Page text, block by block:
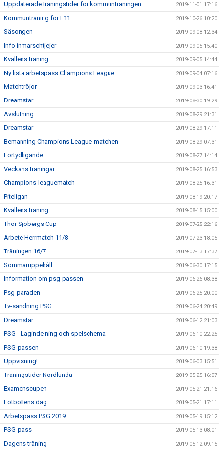
Uppdaterade träningstider för kommunträningen 2019-11-01 17:16
Kommunträning för F11 2019-10-26 10:20
Säsongen 2019-09-08 12:34
Info inmarschtjejer 2019-09-05 15:40
Kvällens träning 2019-09-05 14:44
Ny lista arbetspass Champions League 2019-09-04 07:16
Matchtröjor 2019-09-03 16:41
Dreamstar 2019-08-30 19:29
Avslutning 2019-08-29 21:31
Dreamstar 2019-08-29 17:11
Bemanning Champions League-matchen 2019-08-29 07:31
Förtydligande 2019-08-27 14:14
Veckans träningar 2019-08-25 16:53
Champions-leaguematch 2019-08-25 16:31
Piteligan 2019-08-19 20:17
Kvällens träning 2019-08-15 15:00
Thor Sjöbergs Cup 2019-07-25 22:16
Arbete Herrmatch 11/8 2019-07-23 18:05
Träningen 16/7 2019-07-13 17:37
Sommaruppehåll 2019-06-30 17:15
Information om psg-passen 2019-06-26 08:38
Psg-paraden 2019-06-25 20:00
Tv-sändning PSG 2019-06-24 20:49
Dreamstar 2019-06-12 21:03
PSG - Lagindelning och spelschema 2019-06-10 22:25
PSG-passen 2019-06-10 19:38
Uppvisning! 2019-06-03 15:51
Träningstider Nordlunda 2019-05-25 16:07
Examenscupen 2019-05-21 21:16
Fotbollens dag 2019-05-21 17:11
Arbetspass PSG 2019 2019-05-19 15:12
PSG-pass 2019-05-13 08:01
Dagens träning 2019-05-12 09:15